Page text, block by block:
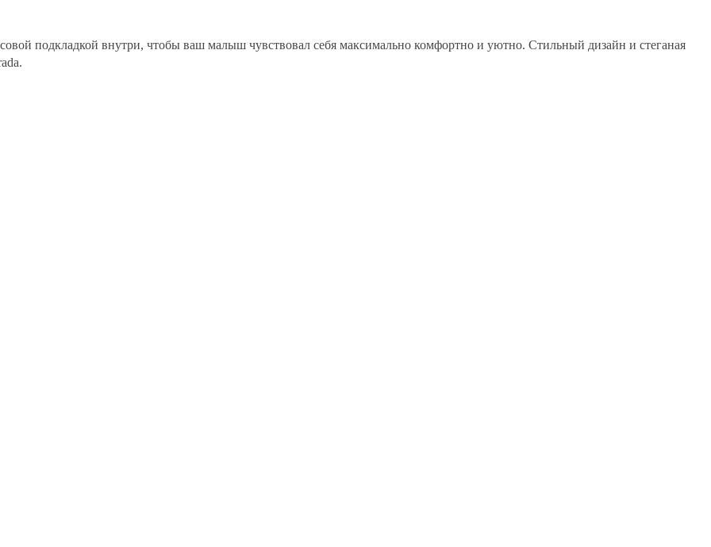
подкладкой внутри, чтобы ваш малыш чувствовал себя максимально комфортно и уютно. Стильный дизайн и стеганая